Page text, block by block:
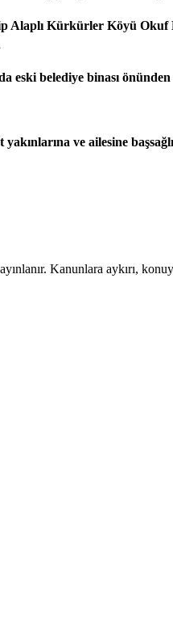
Alaplı Kürkürler Köyü Okuf
eski belediye binası önünden
ve ailesine
Kanunlara aykırı,